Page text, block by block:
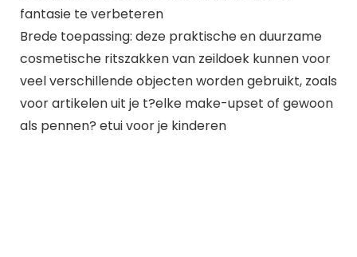
fantasie te verbeteren
Brede toepassing: deze praktische en duurzame
cosmetische ritszakken van zeildoek kunnen voor
veel verschillende objecten worden gebruikt, zoals
voor artikelen uit je t?elke make-upset of gewoon
als pennen? etui voor je kinderen